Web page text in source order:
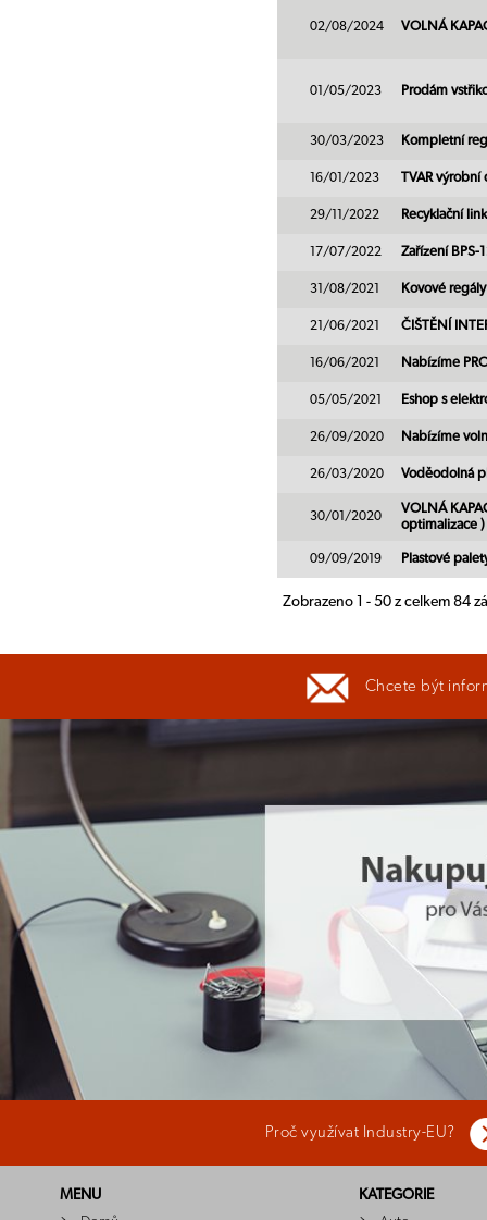
02/08/2024 VOLNÁ
01/05/2023 Prodám
30/03/2023 Kompletní
16/01/2023 TVAR
29/11/2022 Recyklační
17/07/2022 Zařízení BPS-
31/08/2021 Kovové
21/06/2021 ČIŠTĚNÍ
16/06/2021 Nabízíme
05/05/2021 Eshop s
26/09/2020 Nabízíme
26/03/2020 Voděodolná
30/01/2020
VOLNÁ
optimalizace )
09/09/2019 Plastové
Zobrazeno 1 - 50 z celkem 84
Chcete být
Proč využívat Industry-EU?
MENU
KATEGORIE